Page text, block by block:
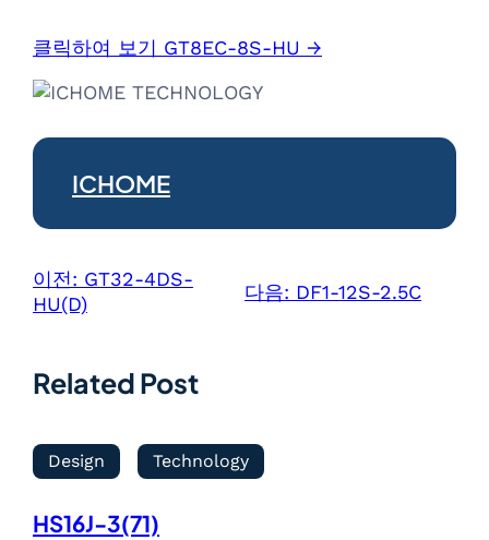
클릭하여 보기 GT8EC-8S-HU →
ICHOME
이전: GT32-4DS-
HU(D)
다음: DF1-12S-2.5C
Related Post
Design Technology
HS16J-3(71)